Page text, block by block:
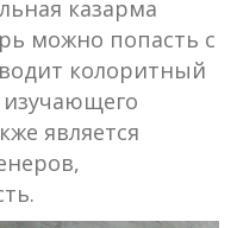
казарма
можно попасть с
колоритный
является